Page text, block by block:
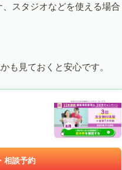
スタジオなどを使える場合
も見ておくと安心です。
相談予約